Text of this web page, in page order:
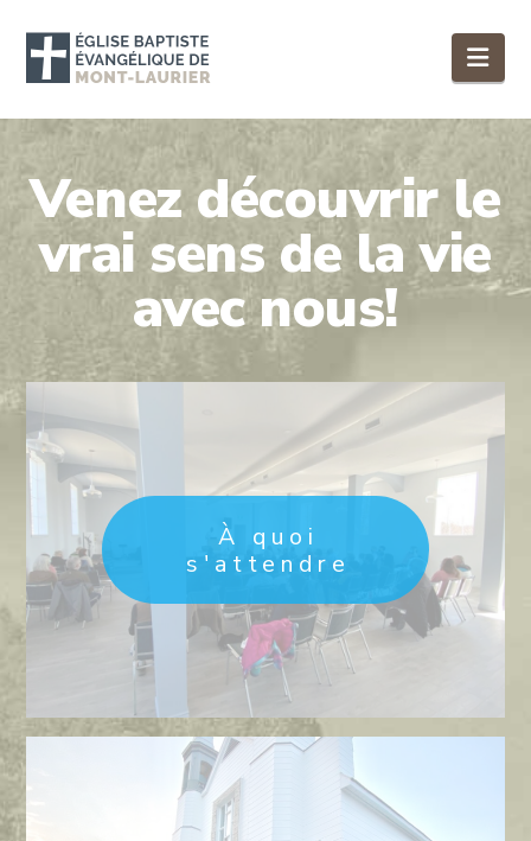
Venez découvrir le
vrai sens de la vie
avec nous!
À quoi
s'attendre